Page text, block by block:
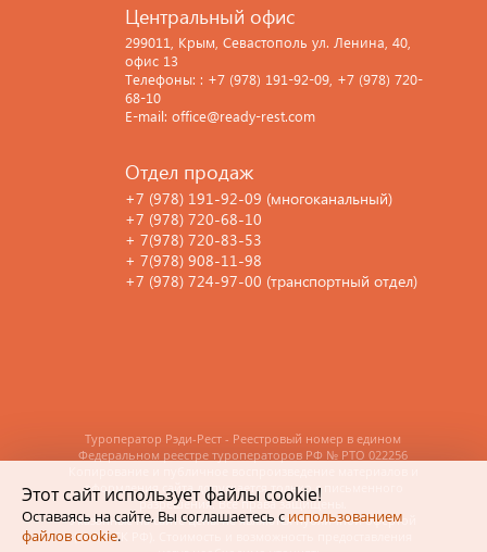
Центральный офис
299011, Крым, Севастополь ул. Ленина, 40,
офис 13
Телефоны: : +7 (978) 191-92-09, +7 (978) 720-
68-10
E-mail: office@ready-rest.com
Отдел продаж
+7 (978) 191-92-09 (многоканальный)
+7 (978) 720-68-10
+ 7(978) 720-83-53
+ 7(978) 908-11-98
+7 (978) 724-97-00 (транспортный отдел)
Туроператор Рэди-Рест - Реестровый номер в едином
Федеральном реестре туроператоров РФ № РТО 022256
оформления сайта допускается только с письменного
разрешения. Все права защищены.
Указанные на сайте цены не являются публичной офертой
(ст.435 ГК РФ). Стоимость и возможность предоставления
Этот сайт использует файлы cookie!
Оставаясь на сайте, Вы соглашаетесь с использованием
файлов cookie.